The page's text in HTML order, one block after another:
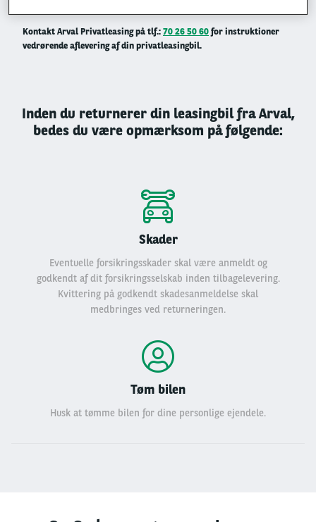
Kontakt Arval Privatleasing på tlf.: 70 26 50 60 for instruktioner
vedrørende aflevering af din privatleasingbil.
Inden du returnerer din leasingbil fra Arval,
bedes du være opmærksom på følgende:
Skader
Eventuelle forsikringsskader skal være anmeldt og
godkendt af dit forsikringsselskab inden tilbagelevering.
Kvittering på godkendt skadesanmeldelse skal
medbringes ved returneringen.
Tøm bilen
Husk at tømme bilen for dine personlige ejendele.